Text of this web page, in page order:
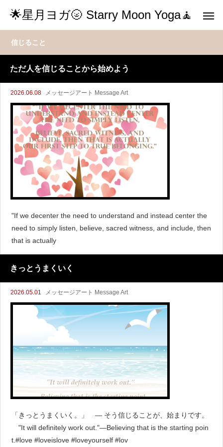
🌟星月ヨガ🌝 Starry Moon Yoga🧘
信じること
ただ人を信じることから始めよう
2026.06.08 メッセージアート Message Art
"If we decenter the need to understand and instead center the
need to simply listen, believe, sacred witness, and include, then
that is actually
きっとうまくいく
2026.05.01 メッセージアート Message Art
「きっとうまくいく。」 ― そう信じることが、始まりです。
"It will definitely work out."—Believing that is the starting poin
t.#love #loveislove #loveyourself #lov